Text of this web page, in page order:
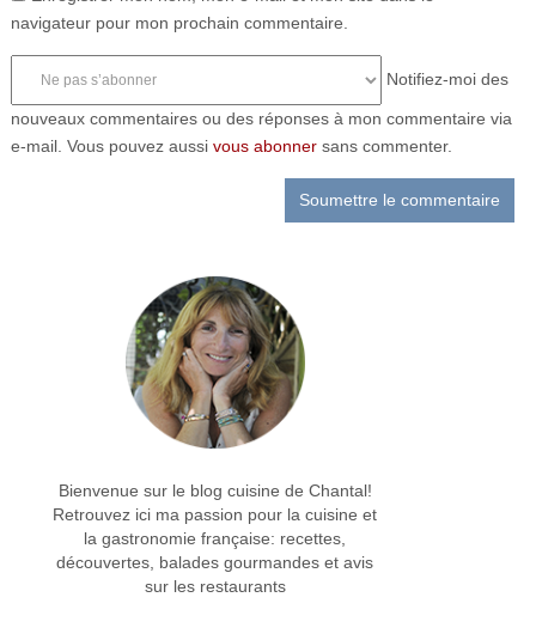
navigateur pour mon prochain commentaire.
Notifiez-moi des
nouveaux commentaires ou des réponses à mon commentaire via
e-mail. Vous pouvez aussi vous abonnersans commenter.
Bienvenue sur le blog cuisine de Chantal!
Retrouvez ici ma passion pour la cuisine et
la gastronomie française: recettes,
découvertes, balades gourmandes et avis
sur les restaurants